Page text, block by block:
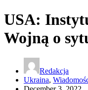
USA:
Wojną o
Redakcja
Ukraina,